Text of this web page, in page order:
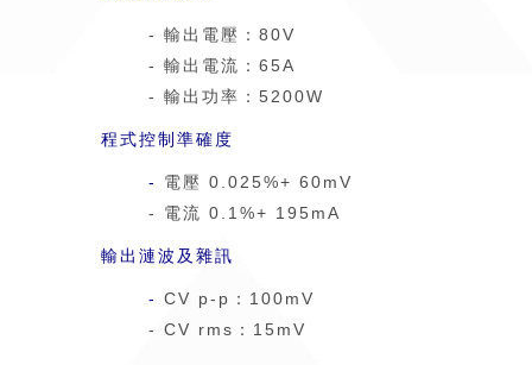
- 輸出電壓：80V
- 輸出電流：65A
- 輸出功率：5200W
程式控制準確度
- 電壓 0.025%+ 60mV
- 電流 0.1%+ 195mA
輸出漣波及雜訊
- CV p-p：100mV
- CV rms：15mV